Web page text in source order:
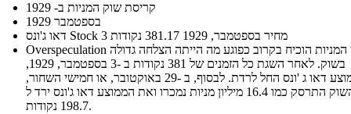
קריסת שוק המניות ב- 1929
בספטמבר 1929
דאו ג'ונס Stock 3 מחיר בספטמבר, 1929 381.17 נקודות
Overspeculation במחירי המניות הוכיח בקרוב כפוגע מה הייתה הצלחה גדולה
בשוק. לאחר השגת כל הזמנים של 381 נקודות ב -3 בספטמבר, 1929,
הממוצע דאו ג 'ונס החל לרדת. לבסוף, ב -29 באוקטובר, או חמישי השחור,
השוק התרסק כמו 16.4 מיליון מניות נמכרו ואת הממוצע דאו ג'ונס ירד ל
198.7 נקודות.